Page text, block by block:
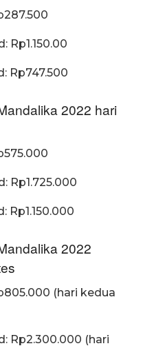
Rp1.150.00
Rp747.500
2022 hari
Rp1.725.000
Rp1.150.000
2022
(hari kedua
Rp2.300.000 (hari